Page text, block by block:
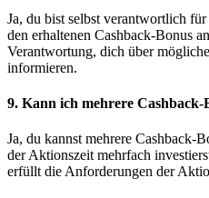
Ja, du bist selbst verantwortlich
den erhaltenen Cashback-Bonus
Verantwortung, dich über
informieren.
9. Kann ich mehrere Cashback-
Ja, du kannst mehrere Cashback-
der Aktionszeit mehrfach
erfüllt die Anforderungen der